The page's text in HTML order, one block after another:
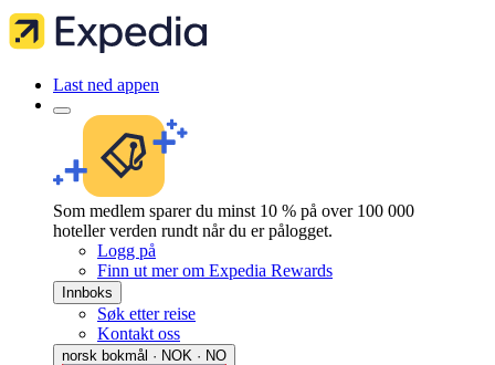
Last ned appen
Som medlem sparer du minst 10 % på over 100 000
hoteller verden rundt når du er pålogget.
Logg på
Finn ut mer om Expedia Rewards
Innboks
Søk etter reise
Kontakt oss
norsk bokmål · NOK · NO